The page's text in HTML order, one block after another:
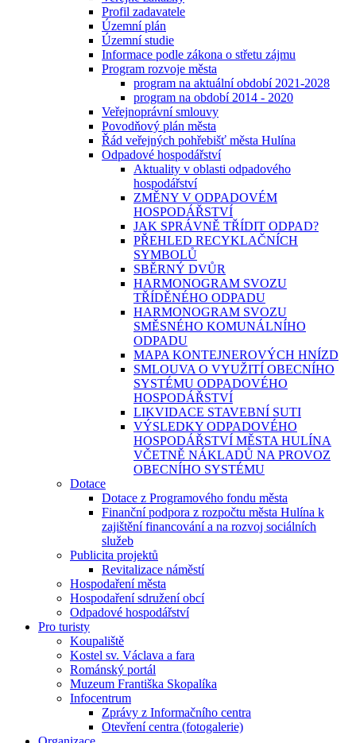
Profil zadavatele
Územní plán
Územní studie
Informace podle zákona o střetu zájmu
Program rozvoje města
program na aktuální období 2021-2028
program na období 2014 - 2020
Veřejnoprávní smlouvy
Povodňový plán města
Řád veřejných pohřebišť města Hulína
Odpadové hospodářství
Aktuality v oblasti odpadového
hospodářství
ZMĚNY V ODPADOVÉM
HOSPODÁŘSTVÍ
JAK SPRÁVNĚ TŘÍDIT ODPAD?
PŘEHLED RECYKLAČNÍCH
SYMBOLŮ
SBĚRNÝ DVŮR
HARMONOGRAM SVOZU
TŘÍDĚNÉHO ODPADU
HARMONOGRAM SVOZU
SMĚSNÉHO KOMUNÁLNÍHO
ODPADU
MAPA KONTEJNEROVÝCH HNÍZD
SMLOUVA O VYUŽITÍ OBECNÍHO
SYSTÉMU ODPADOVÉHO
HOSPODÁŘSTVÍ
LIKVIDACE STAVEBNÍ SUTI
VÝSLEDKY ODPADOVÉHO
HOSPODÁŘSTVÍ MĚSTA HULÍNA
VČETNĚ NÁKLADŮ NA PROVOZ
OBECNÍHO SYSTÉMU
Dotace
Dotace z Programového fondu města
Finanční podpora z rozpočtu města Hulína k
zajištění financování a na rozvoj sociálních
služeb
Publicita projektů
Revitalizace náměstí
Hospodaření města
Hospodaření sdružení obcí
Odpadové hospodářství
Pro turisty
Koupaliště
Kostel sv. Václava a fara
Románský portál
Muzeum Františka Skopalíka
Infocentrum
Zprávy z Informačního centra
Otevření centra (fotogalerie)